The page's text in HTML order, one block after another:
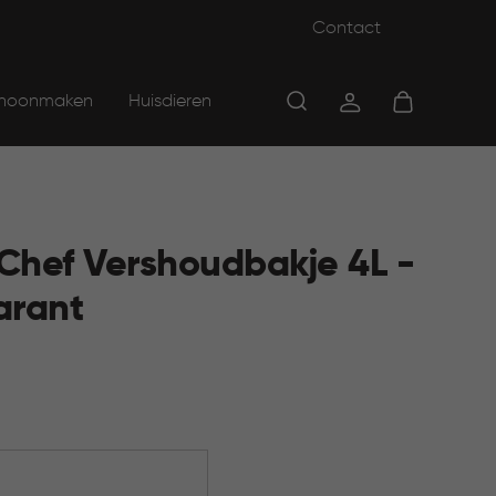
Contact
Huisdieren
Vershoudbakje 4L -